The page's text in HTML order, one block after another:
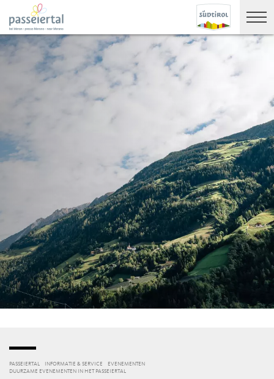
PASSEIERTAL INFORMATIE & SERVICE
EVENEMENTEN
DUURZAME EVENEMENTEN IN HET PASSEIERTAL